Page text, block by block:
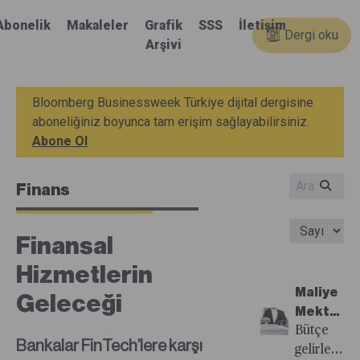
Makaleler
Grafik
Arşivi
SSS İletişim
Dergi oku
Bloomberg Businessweek Türkiye dijital dergisine
aboneliğiniz boyunca tam erişim sağlayabilirsiniz.
Abone Ol
Finans
Finansal
Hizmetlerin
Geleceği
Bankalar FinTech’lere karşı
Maliye
Mektup
Arkadaşı
Oldu
Bütçe
gelirlerini